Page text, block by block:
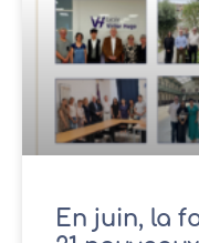
En juin, la